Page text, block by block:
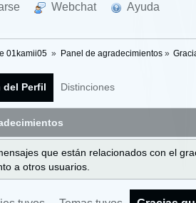
Webchat Ayuda
01kamii05 » Panel de agradecimientos»
del Perfil Distinciones
que están relacionados con el
a otros usuarios.